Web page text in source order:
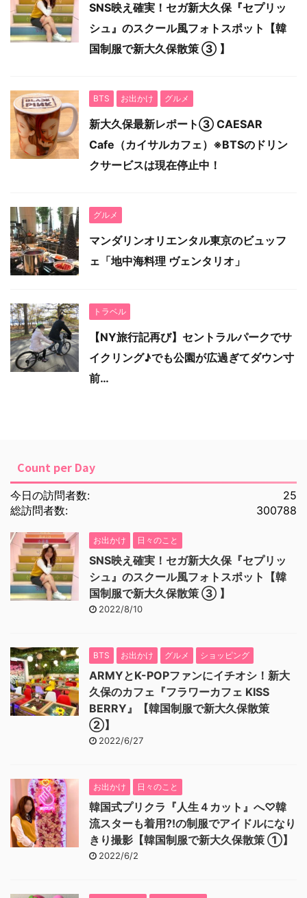
SNS映え確実！セガ新大久保『セプリッ
シュ』のスクール風フォトスポット【韓
国制服で新大久保散策 ③ 】
BTS お出かけ グルメ
新大久保最新レポート③ CAESAR
Cafe（カイサルカフェ）※BTSのドリン
クサービスは現在停止中！
グルメ
マンダリンオリエンタル東京のビュッフ
ェ「地中海料理 ヴェンタリオ」
トラベル
【NY旅行記再び】セントラルパークでサ
イクリング♪でも公園が広過ぎてダウン寸
前…
Count per Day
25
今日の訪問者数:
300788
総訪問者数:
お出かけ 日々のこと
SNS映え確実！セガ新大久保『セプリッ
シュ』のスクール風フォトスポット【韓
国制服で新大久保散策 ③ 】
2022/8/10
BTS お出かけ グルメ ショッピング
ARMYとK-POPファンにイチオシ！新大
久保のカフェ『フラワーカフェ KISS
BERRY』【韓国制服で新大久保散策
②】
2022/6/27
お出かけ 日々のこと
韓国式プリクラ『人生４カット』へ♡韓
流スターも着用⁈の制服でアイドルになり
きり撮影【韓国制服で新大久保散策 ①】
2022/6/2